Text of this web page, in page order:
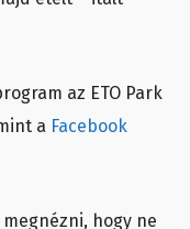
az ETO Park
a Facebook
hogy ne